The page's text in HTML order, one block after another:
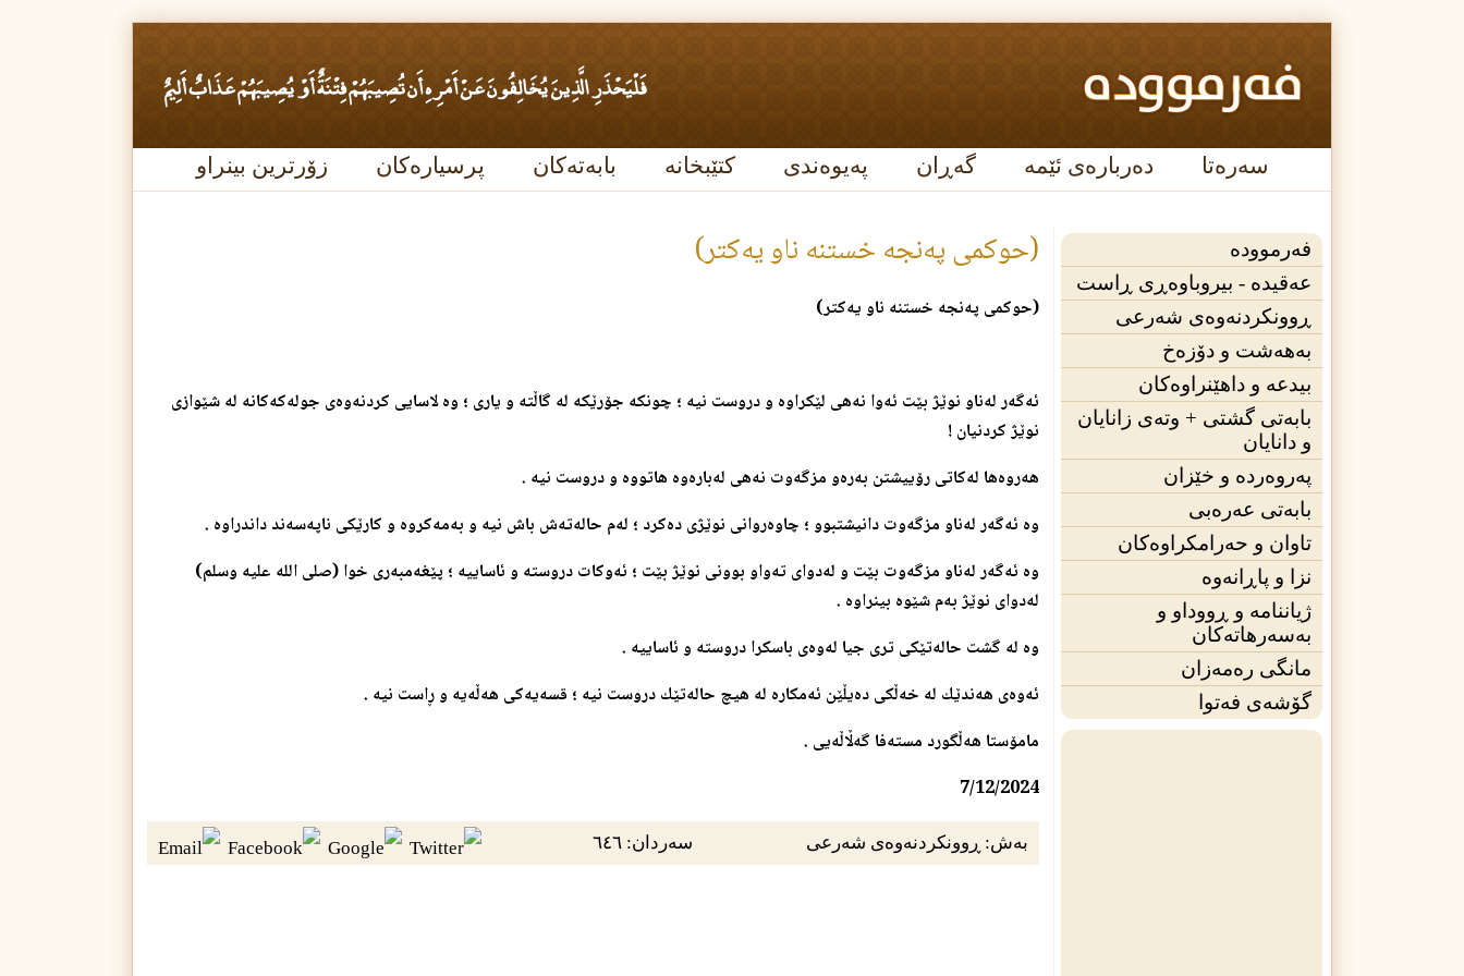
سەرەتا دەربارەی ئێمە گەڕان پەیوەندی کتێبخانە بابەتەکان پرسیارەکان زۆرترین بینراو
فەرموودە
عه‌قیده‌ - بیروباوەڕی ڕاست
ڕوونکردنەوەی شەرعی
بەهەشت و دۆزەخ
بیدعە و داهێنراوەکان
بابەتی گشتی + وته‌ی زانایان
و دانایان
پەروەردە و خێزان
بابەتی عەرەبی
تاوان و حەرامکراوەکان
نزا و پاڕانەوە
ژیاننامه‌ و ڕووداو و
بەسەرهاتەکان
مانگی ره‌مه‌زان
گۆشەی فه‌توا
(حوكمی په‌نجه‌ خستنه‌ ناو یه‌كتر)
(حوكمی په‌نجه‌ خستنه‌ ناو یه‌كتر)
ئه‌گه‌ر له‌ناو نوێژ بێت ئه‌وا نه‌هی لێكراوه‌ و دروست نیه‌ ؛ چونكه‌ جۆرێكه‌ له‌ گاڵته‌ و یاری ؛ وه‌ لاسایی كردنه‌وه‌ی جوله‌كه‌كانه‌ له‌ شێوازی
نوێژ كردنیان !
هه‌روه‌ها‌ له‌كاتی رۆییشتن به‌ره‌و مزگه‌وت نه‌هی له‌باره‌وه‌ هاتووه‌ و دروست نیه‌ .
وه‌ ئه‌گه‌ر له‌ناو مزگه‌وت دانیشتبوو ؛ چاوه‌روانی نوێژی ده‌كرد ؛ له‌م حاله‌ته‌ش باش نیه‌ و به‌مه‌كروه‌ و كارێكی ناپه‌سه‌ند داندراوه‌ .
وه‌ ئه‌گه‌ر له‌ناو مزگه‌وت بێت و له‌دوای ته‌واو بوونی نوێژ بێت ؛ ئه‌وكات دروسته‌ و ئاساییه‌ ؛ پێغه‌مبه‌ری خوا (صلی الله علیه وسلم)
له‌دوای نوێژ به‌م شێوه‌ بینراوه‌ .
وه‌ له‌ گشت حاله‌تێكی تری جیا له‌وه‌ی باسكرا دروسته‌ و ئاساییه‌ .
ئه‌وه‌ی هه‌ندێك له‌ خه‌ڵكی ده‌یڵێن ئه‌مكاره‌ له‌ هیچ حاله‌تێك دروست نیه‌ ؛ قسه‌یه‌كی هه‌ڵه‌یه‌ و ڕاست نیه‌ .
مامۆستا هه‌ڵگورد مسته‌فا گه‌ڵاڵه‌یی .
7/12/2024
بەش: ڕوونکردنەوەی شەرعی سەردان: ٦٤٦